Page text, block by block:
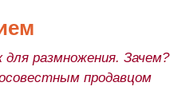
размножения. Зачем?
продавцом